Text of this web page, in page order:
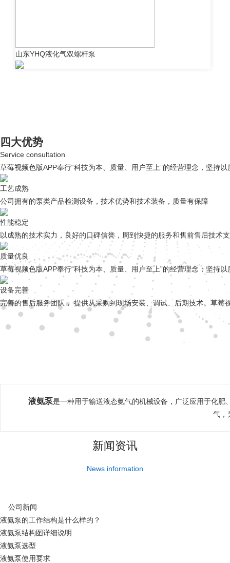
山东YHQ液化气双螺杆泵
四大优势
Service consultation
草莓视频色版APP奉行“科技为本、质量、用户至上”的经营理念，坚持
工艺成熟
公司拥有的泵类产品检测设备，技术优势和技术装备，质量有保障
性能稳定
以成熟的技术实力，良好的口碑信誉，周到快捷的服务和售前售后技术
质量优良
草莓视频色版APP奉行“科技为本、质量、用户至上”的经营理念；坚持
设备完善
完善的售后服务团队， 提供从采购到现场安装、调试、后期技术。草莓
液氨泵是一种用于输送液态氨气的机械设备，广泛应用于化
气，
新闻资讯
News information
公司新闻
液氨泵的工作结构是什么样的？
液氨泵结构图详细说明
液氨泵选型
液氨泵使用要求